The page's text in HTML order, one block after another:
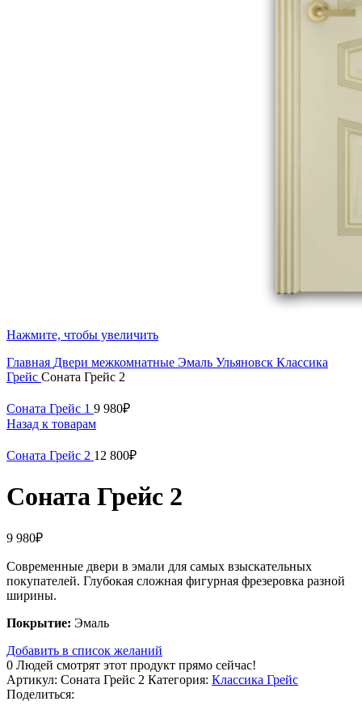
Нажмите, чтобы увеличить
Главная Двери межкомнатные Эмаль Ульяновск Классика
Грейс Соната Грейс 2
Соната Грейс 1 9 980₽
Назад к товарам
Соната Грейс 2 12 800₽
Соната Грейс 2
9 980₽
Современные двери в эмали для самых взыскательных
покупателей. Глубокая сложная фигурная фрезеровка разной
ширины.
Покрытие: Эмаль
Добавить в список желаний
0 Людей смотрят этот продукт прямо сейчас!
Артикул: Соната Грейс 2 Категория: Классика Грейс
Поделиться: